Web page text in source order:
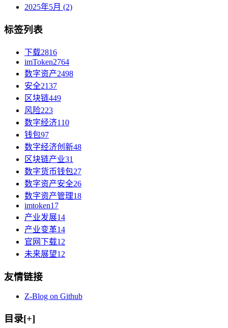
2025年5月 (2)
标签列表
下载2816
imToken2764
数字资产2498
安全2137
区块链449
风险223
数字经济110
钱包97
数字经济创新48
区块链产业31
数字货币钱包27
数字资产安全26
数字资产管理18
imtoken17
产业发展14
产业变革14
官网下载12
未来展望12
友情链接
Z-Blog on Github
目录[+]